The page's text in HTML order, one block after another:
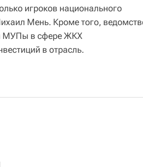
игроков национального
Мень. Кроме того,
МУПы в сфере ЖКХ
в отрасль.